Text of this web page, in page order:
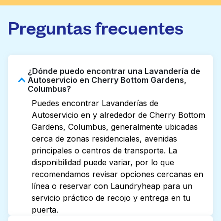
Preguntas frecuentes
¿Dónde puedo encontrar una Lavandería de
Autoservicio en Cherry Bottom Gardens,
Columbus?
Puedes encontrar Lavanderías de
Autoservicio en y alrededor de Cherry Bottom
Gardens, Columbus, generalmente ubicadas
cerca de zonas residenciales, avenidas
principales o centros de transporte. La
disponibilidad puede variar, por lo que
recomendamos revisar opciones cercanas en
línea o reservar con Laundryheap para un
servicio práctico de recojo y entrega en tu
puerta.